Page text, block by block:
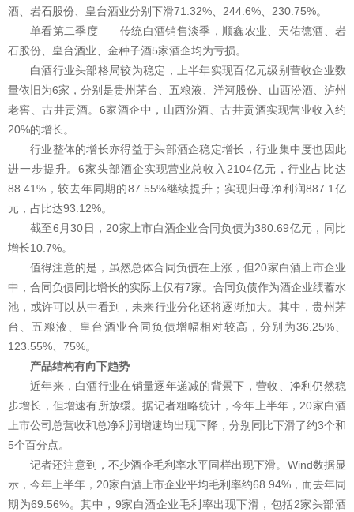
酒、岩石股份、皇台酒业分别下滑71.32%、244.6%、230.75%。
单看第二季度——传统白酒销售淡季，顺鑫农业、天佑德酒、岩
石股份、皇台酒业、金种子酒5家酒企均为亏损。
白酒行业头部格局较为稳定，上半年实现百亿元级别营收企业数
量依旧为6家，分别是贵州茅台、五粮液、洋河股份、山西汾酒、泸州
老窖、古井贡酒。6家酒企中，山西汾酒、古井贡酒实现营业收入约
20%的增长。
行业整体的增长亦得益于头部酒企稳定增长，行业集中度也因此
进一步提升。6家头部酒企实现营业总收入2104亿元，行业占比达
88.41%，较去年同期的87.55%继续提升；实现归母净利润887.1亿
元，占比达93.12%。
截至6月30日，20家上市白酒企业合同负债为380.69亿元，同比
增长10.7%。
值得注意的是，虽然总体合同负债在上涨，但20家白酒上市企业
中，合同负债同比增长的实际上仅有7家。合同负债作为酒企业绩蓄水
池，或许可以从中看到，未来行业分化还将逐渐加大。其中，贵州茅
台、五粮液、皇台酒业合同负债增幅相对较高，分别为36.25%、
123.55%、75%。
产品结构有向下趋势
近年来，白酒行业在销量逐年递减的背景下，营收、净利仍然稳
步增长，但增速有所放缓。据记者粗略统计，今年上半年，20家白酒
上市公司总营收和总净利润增速均出现下降，分别同比下滑了约3个和
5个百分点。
记者还注意到，不少酒企毛利率水平同样出现下滑。Wind数据显
示，今年上半年，20家白酒上市企业平均毛利率约68.94%，而去年同
期为69.56%。其中，9家白酒企业毛利率出现下滑，包括2家头部酒